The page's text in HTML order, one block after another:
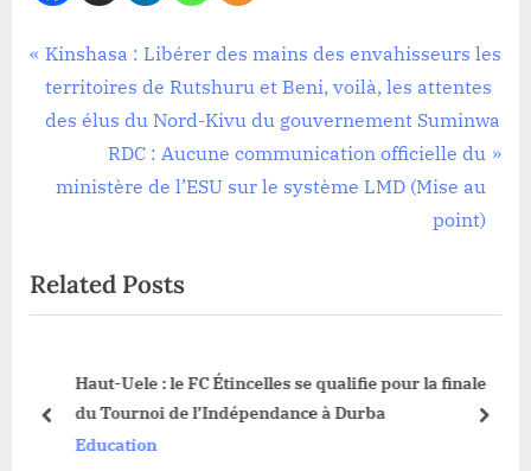
Education
Navigation
de
l’article
P
r
e
s
P
t
Kinshasa : Libérer des mains des envahisseurs les
territoires de Rutshuru et Beni, voilà, les attentes
des élus du Nord-Kivu du gouvernement Suminwa
N
e
P
o
t
:
RDC : Aucune communication officielle du
ministère de l’ESU sur le système LMD (Mise au
point)
Related Posts
Haut-Uele : le FC Étincelles se qualifie pour la finale
du Tournoi de l’Indépendance à Durba
Education
prev next